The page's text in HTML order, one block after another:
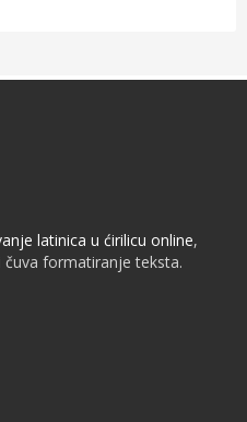
latinica u ćirilicu online,
formatiranje teksta.